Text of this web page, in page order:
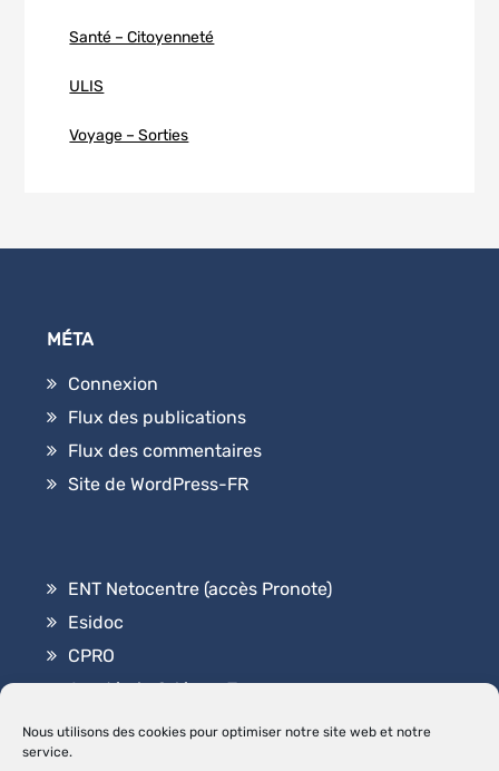
Nous utilisons des cookies pour optimiser notre site web et notre
service.
Santé – Citoyenneté
ULIS
Voyage – Sorties
MÉTA
Connexion
Flux des publications
Flux des commentaires
Site de WordPress-FR
ENT Netocentre (accès Pronote)
Esidoc
CPRO
Académie Orléans-Tours
Contact